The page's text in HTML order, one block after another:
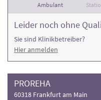
Ambulant
Leider noch ohne
Sie sind Klinikbetreiber?
Hier anmelden
PROREHA
60318 Frankfurt am Main